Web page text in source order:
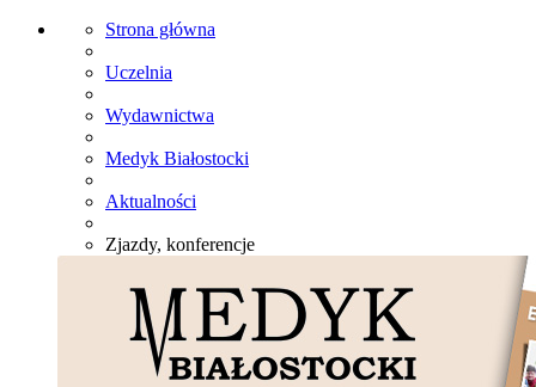
Strona główna
Uczelnia
Wydawnictwa
Medyk Białostocki
Aktualności
Zjazdy, konferencje